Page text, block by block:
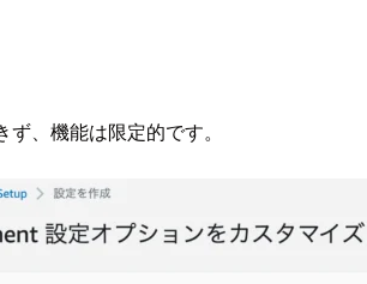
、機能は限定的です。